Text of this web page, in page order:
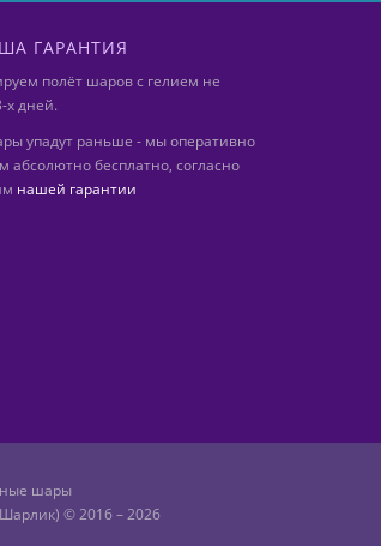
ГАРАНТИЯ
полёт шаров с гелием не
х дней.
упадут раньше - мы оперативно
абсолютно бесплатно, согласно
нашей гарантии
шары
© 2016 – 2026